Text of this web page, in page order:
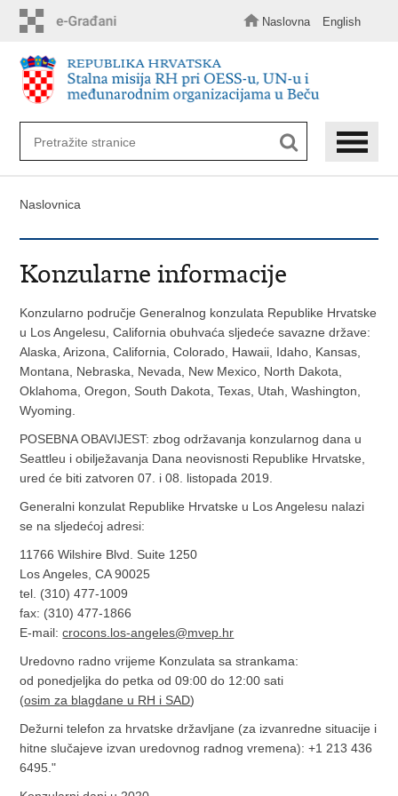
sadržaj
Naslovna English
Naslovnica
Konzularne informacije
Konzularno područje Generalnog konzulata Republike Hrvatske
u Los Angelesu, California obuhvaća sljedeće savazne države:
Alaska, Arizona, California, Colorado, Hawaii, Idaho, Kansas,
Montana, Nebraska, Nevada, New Mexico, North Dakota,
Oklahoma, Oregon, South Dakota, Texas, Utah, Washington,
Wyoming.
POSEBNA OBAVIJEST: zbog održavanja konzularnog dana u
Seattleu i obilježavanja Dana neovisnosti Republike Hrvatske,
ured će biti zatvoren 07. i 08. listopada 2019.
Generalni konzulat Republike Hrvatske u Los Angelesu nalazi
se na sljedećoj adresi:
11766 Wilshire Blvd. Suite 1250
Los Angeles, CA 90025
tel. (310) 477-1009
fax: (310) 477-1866
E-mail:crocons.los-angeles@mvep.hr
Uredovno radno vrijeme Konzulata sa strankama:
od ponedjeljka do petka od 09:00 do 12:00 sati
(osim za blagdane u RH i SAD)
Dežurni telefon za hrvatske državljane (za izvanredne situacije i
hitne slučajeve izvan uredovnog radnog vremena): +1 213 436
6495."